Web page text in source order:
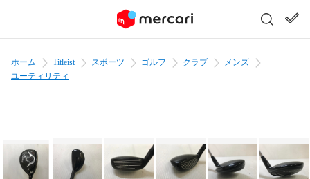
ホーム Titleist スポーツ ゴルフ クラブ
メンズ
ユーティリティ